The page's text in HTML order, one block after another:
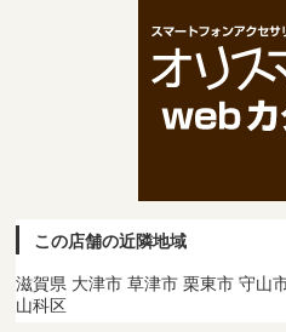
この店舗の近隣地域
滋賀県 大津市 草津市 栗東市 守山
山科区